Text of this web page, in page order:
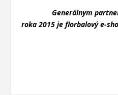
Generálnym
roka 2015 je florbalový e-